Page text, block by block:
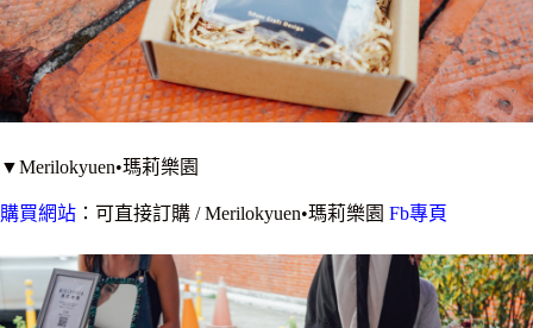
▼Merilokyuen•瑪莉樂園
購買網站 ：可直接訂購 / Merilokyuen•瑪莉樂園 Fb專頁